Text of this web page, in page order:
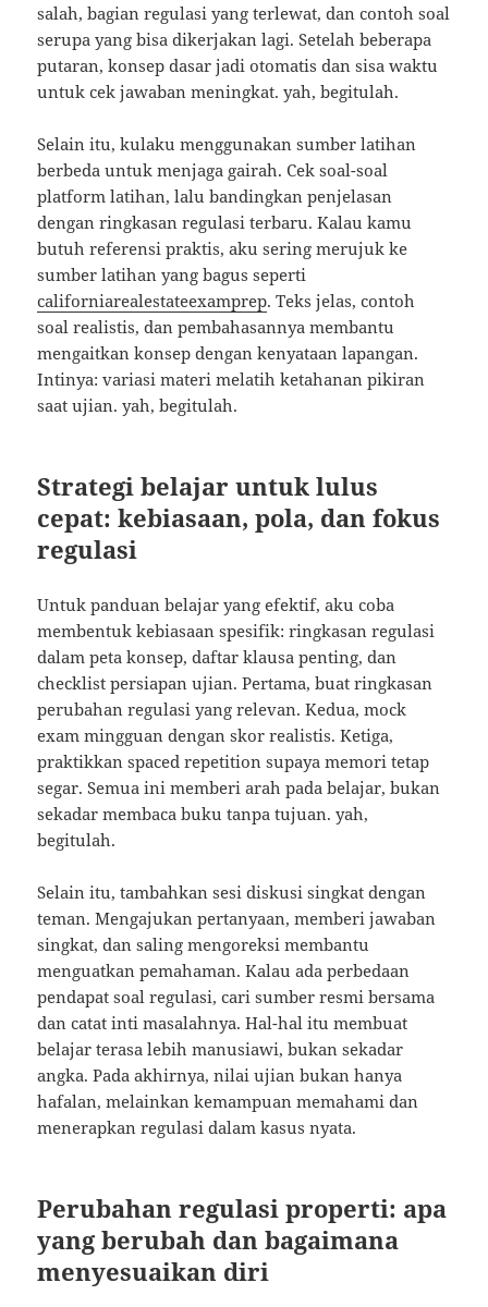
salah, bagian regulasi yang terlewat, dan contoh soal
serupa yang bisa dikerjakan lagi. Setelah beberapa
putaran, konsep dasar jadi otomatis dan sisa waktu
untuk cek jawaban meningkat. yah, begitulah.
Selain itu, kulaku menggunakan sumber latihan
berbeda untuk menjaga gairah. Cek soal-soal
platform latihan, lalu bandingkan penjelasan
dengan ringkasan regulasi terbaru. Kalau kamu
butuh referensi praktis, aku sering merujuk ke
sumber latihan yang bagus seperti
californiarealestateexamprep. Teks jelas, contoh
soal realistis, dan pembahasannya membantu
mengaitkan konsep dengan kenyataan lapangan.
Intinya: variasi materi melatih ketahanan pikiran
saat ujian. yah, begitulah.
Strategi belajar untuk lulus
cepat: kebiasaan, pola, dan fokus
regulasi
Untuk panduan belajar yang efektif, aku coba
membentuk kebiasaan spesifik: ringkasan regulasi
dalam peta konsep, daftar klausa penting, dan
checklist persiapan ujian. Pertama, buat ringkasan
perubahan regulasi yang relevan. Kedua, mock
exam mingguan dengan skor realistis. Ketiga,
praktikkan spaced repetition supaya memori tetap
segar. Semua ini memberi arah pada belajar, bukan
sekadar membaca buku tanpa tujuan. yah,
begitulah.
Selain itu, tambahkan sesi diskusi singkat dengan
teman. Mengajukan pertanyaan, memberi jawaban
singkat, dan saling mengoreksi membantu
menguatkan pemahaman. Kalau ada perbedaan
pendapat soal regulasi, cari sumber resmi bersama
dan catat inti masalahnya. Hal-hal itu membuat
belajar terasa lebih manusiawi, bukan sekadar
angka. Pada akhirnya, nilai ujian bukan hanya
hafalan, melainkan kemampuan memahami dan
menerapkan regulasi dalam kasus nyata.
Perubahan regulasi properti: apa
yang berubah dan bagaimana
menyesuaikan diri